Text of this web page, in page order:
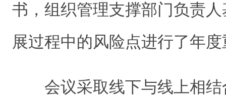
书，组织管理支撑部门负责
展过程中的风险点进行了年
会议采取线下与线上相